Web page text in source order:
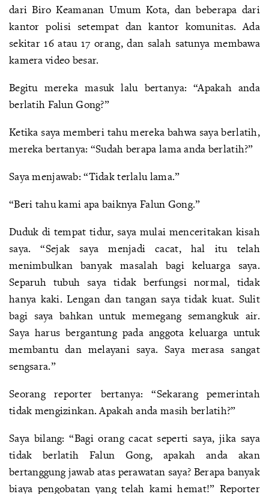
dari Biro Keamanan Umum Kota, dan beberapa dari
kantor polisi setempat dan kantor komunitas. Ada
sekitar 16 atau 17 orang, dan salah satunya membawa
kamera video besar.
Begitu mereka masuk lalu bertanya: “Apakah anda
berlatih Falun Gong?”
Ketika saya memberi tahu mereka bahwa saya berlatih,
mereka bertanya: “Sudah berapa lama anda berlatih?”
Saya menjawab: “Tidak terlalu lama.”
“Beri tahu kami apa baiknya Falun Gong.”
Duduk di tempat tidur, saya mulai menceritakan kisah
saya. “Sejak saya menjadi cacat, hal itu telah
menimbulkan banyak masalah bagi keluarga saya.
Separuh tubuh saya tidak berfungsi normal, tidak
hanya kaki. Lengan dan tangan saya tidak kuat. Sulit
bagi saya bahkan untuk memegang semangkuk air.
Saya harus bergantung pada anggota keluarga untuk
membantu dan melayani saya. Saya merasa sangat
sengsara.”
Seorang reporter bertanya: “Sekarang pemerintah
tidak mengizinkan. Apakah anda masih berlatih?”
Saya bilang: “Bagi orang cacat seperti saya, jika saya
tidak berlatih Falun Gong, apakah anda akan
bertanggung jawab atas perawatan saya? Berapa banyak
biaya pengobatan yang telah kami hemat!” Reporter